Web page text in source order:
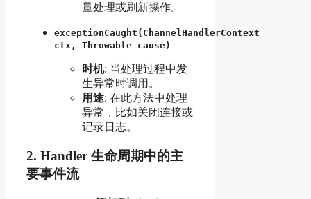
量处理或刷新操作。
exceptionCaught(ChannelHandlerContext
ctx, Throwable cause)
时机: 当处理过程中发
生异常时调用。
用途: 在此方法中处理
异常，比如关闭连接或
记录日志。
2. Handler 生命周期中的主
要事件流